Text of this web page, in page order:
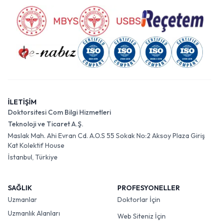
İLETİŞİM
Doktorsitesi Com Bilgi Hizmetleri
Teknoloji ve Ticaret A.Ş.
Maslak Mah. Ahi Evran Cd. A.O.S 55 Sokak No:2 Aksoy Plaza Giriş
Kat Kolektif House
İstanbul, Türkiye
SAĞLIK
Uzmanlar
Uzmanlık Alanları
PROFESYONELLER
Doktorlar İçin
Web Siteniz İçin